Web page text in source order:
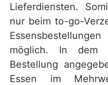
Lieferdiensten.
nur beim to-go-
möglich. In
Bestellung
Essen im